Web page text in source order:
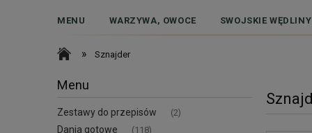
MENU WARZYWA, OWOCE SWOJSKIE WĘDLINY
» Sznajder
Menu
Zestawy do przepisów (2)
Dania gotowe (118)